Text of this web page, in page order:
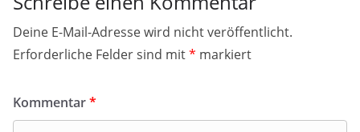
Deine E-Mail-Adresse wird nicht veröffentlicht.
Erforderliche Felder sind mit* markiert
Kommentar*